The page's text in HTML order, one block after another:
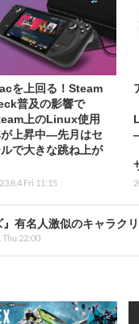
を上回る！Steam
普及の影響で
上のLinux使用
上昇中―先月はセ
で大きな跳ね上が
Fri 11:15
』有名人激似のキャラ
Thu 22:00